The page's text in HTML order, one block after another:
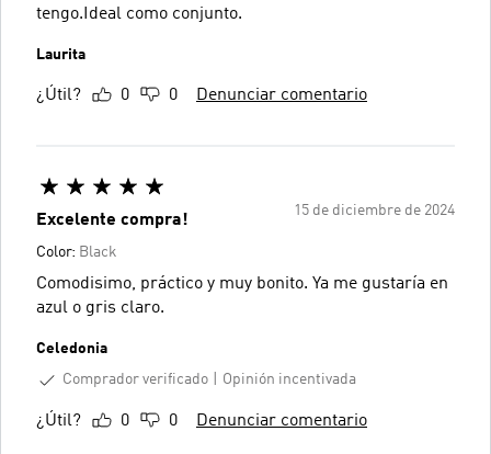
tengo.Ideal como conjunto.
Laurita
¿Útil? 0 0 Denunciar comentario
15 de diciembre de 2024
Excelente compra!
Color: Black
Comodisimo, práctico y muy bonito. Ya me gustaría en
azul o gris claro.
Celedonia
Comprador verificado
Opinión incentivada
¿Útil? 0 0 Denunciar comentario